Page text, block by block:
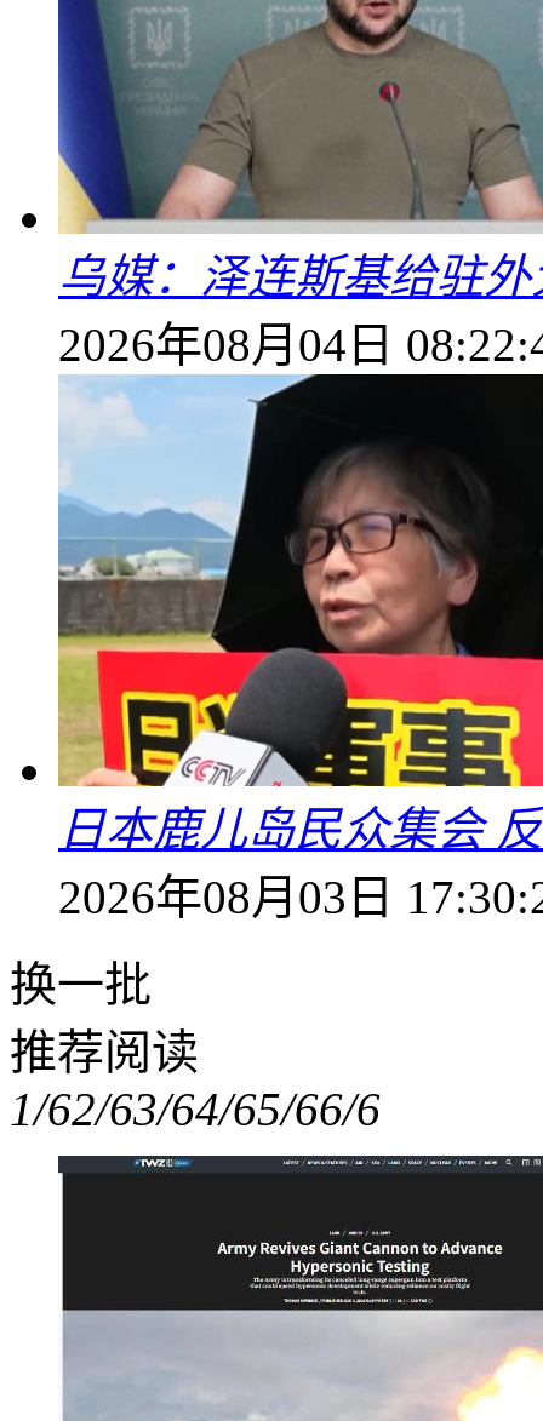
乌媒：泽连斯基给驻
2026年08月04日
日本鹿儿岛民众集会
2026年08月03日
换一批
推荐阅读
1/62/63/64/65/66/6